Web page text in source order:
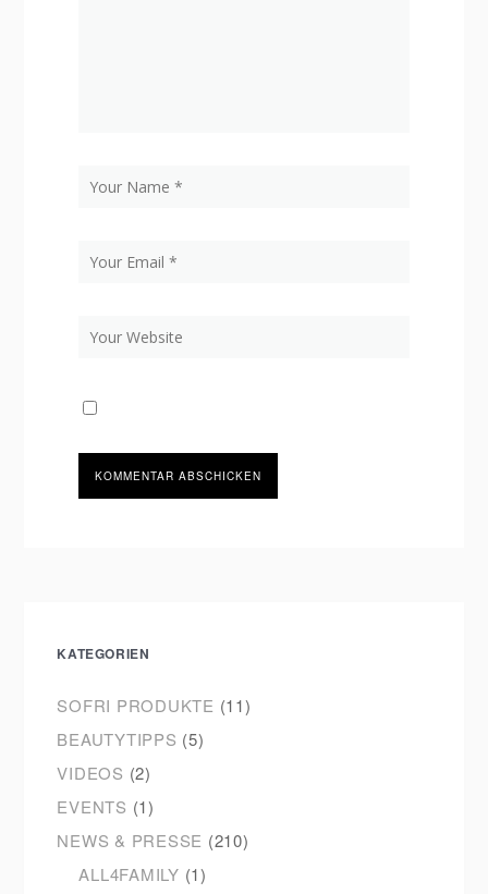
KATEGORIEN
SOFRI PRODUKTE (11)
BEAUTYTIPPS (5)
VIDEOS (2)
EVENTS (1)
NEWS & PRESSE (210)
ALL4FAMILY (1)